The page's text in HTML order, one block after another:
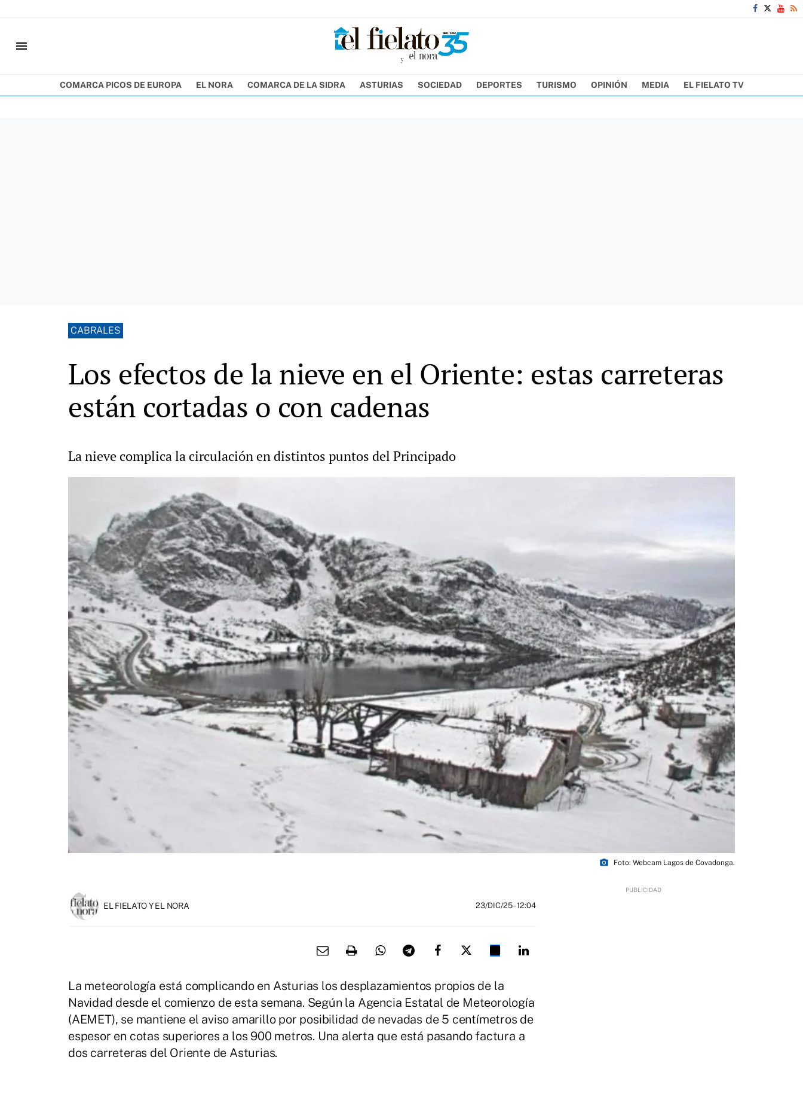
menu
COMARCA PICOS DE EUROPA EL NORA COMARCA DE LA SIDRA ASTURIAS SOCIEDAD DEPORTES TURISMO OPINIÓN MEDIA EL FIELATO TV
CABRALES
Los efectos de la nieve en el Oriente: estas carreteras
están cortadas o con cadenas
La nieve complica la circulación en distintos puntos del Principado
photo_camera Foto: Webcam Lagos de Covadonga.
EL FIELATO Y EL NORA 23/DIC/25- 12:04
La meteorología está complicando en Asturias los desplazamientos propios de la
Navidad desde el comienzo de esta semana. Según la Agencia Estatal de Meteorología
(AEMET), se mantiene el aviso amarillo por posibilidad de nevadas de 5 centímetros de
espesor en cotas superiores a los 900 metros. Una alerta que está pasando factura a
dos carreteras del Oriente de Asturias.